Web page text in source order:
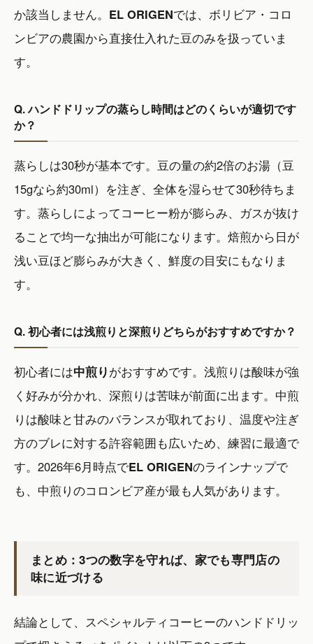
か該当しません。 EL ORIGENでは、ボリビア・コロ
ンビアの農園から直接仕入れた豆のみを扱っていま
す。
Q. ハンドドリップの蒸らし時間はどのくらいが適切です
か？
蒸らしは30秒が基本です。豆の量の約2倍のお湯（豆
15gなら約30ml）を注ぎ、全体を湿らせて30秒待ちま
す。蒸らしによってコーヒー粉が膨らみ、ガスが抜け
ることで均一な抽出が可能になります。焙煎から日が
浅い豆ほど膨らみが大きく、鮮度の目安にもなりま
す。
Q. 初心者には浅煎りと深煎りどちらがおすすめですか？
初心者には中煎りがおすすめです。浅煎りは酸味が強
く好みが分かれ、深煎りは苦味が前面に出ます。中煎
りは酸味と甘みのバランスが取れており、温度や注ぎ
方のブレに対する許容範囲も広いため、練習に最適で
す。2026年6月時点でEL ORIGENのラインナップで
も、中煎りのコロンビア産が最も人気があります。
まとめ：3つの数字を守れば、家でも専門店の
味に近づける
結論として、スペシャルティコーヒーのハンドドリッ